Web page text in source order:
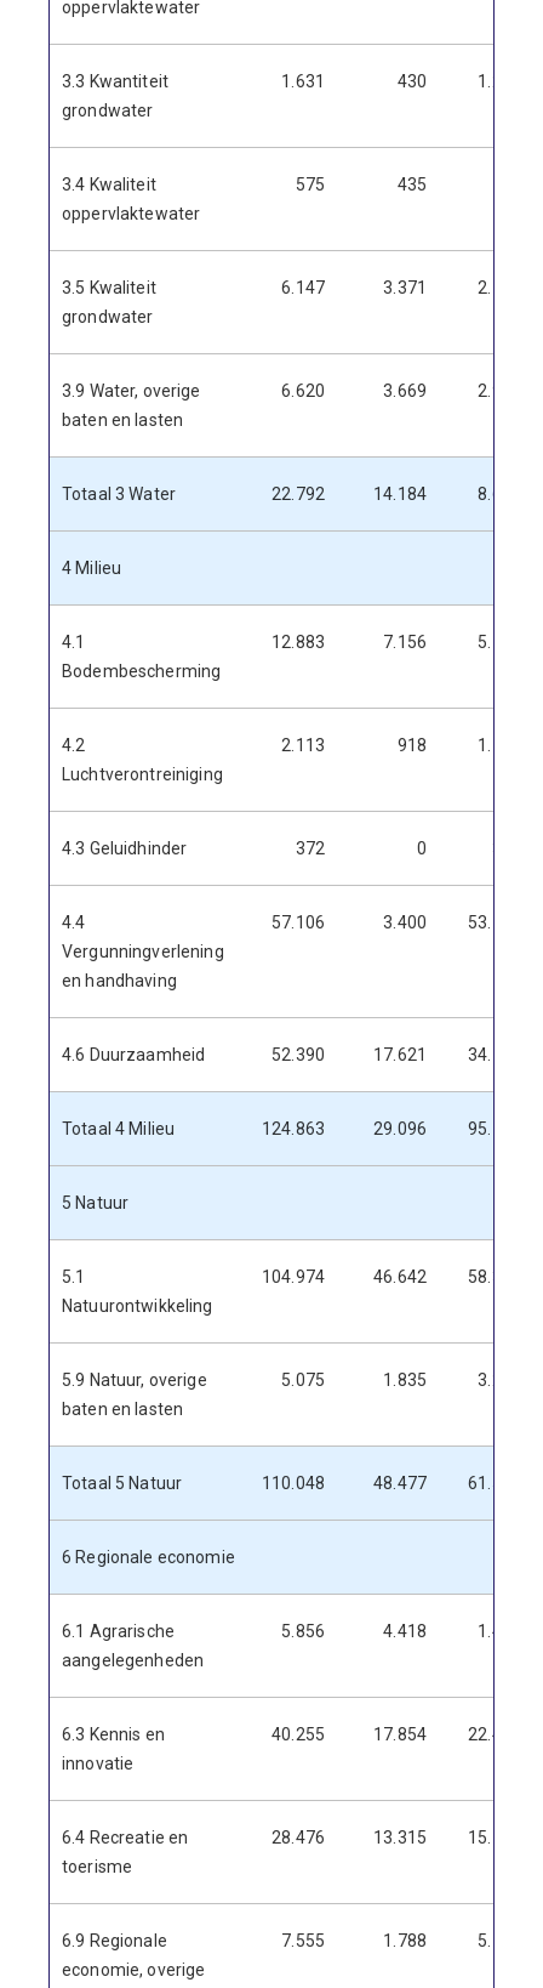
oppervlaktewater
3.3 Kwantiteit
grondwater
1.631 430 1.201
3.4 Kwaliteit
oppervlaktewater
575 435
3.5 Kwaliteit
grondwater
6.147 3.371 2.776
3.9 Water, overige
baten en lasten
6.620 3.669 2.950
Totaal 3 Water 22.792 14.184 8.608
4 Milieu
4.1
Bodembescherming
12.883 7.156 5.726
4.2
Luchtverontreiniging
2.113 918 1.195
4.3 Geluidhinder 372 0 372
4.4
Vergunningverlening
en handhaving
57.106 3.400 53.706
4.6 Duurzaamheid 52.390 17.621 34.769
Totaal 4 Milieu 124.863 29.096 95.767
5 Natuur
5.1
Natuurontwikkeling
104.974 46.642 58.332
5.9 Natuur, overige
baten en lasten
5.075 1.835 3.240
Totaal 5 Natuur 110.048 48.477 61.571
6 Regionale economie
6.1 Agrarische
aangelegenheden
5.856 4.418 1.438
6.3 Kennis en
innovatie
40.255 17.854 22.401
6.4 Recreatie en
toerisme
28.476 13.315 15.161
6.9 Regionale
economie, overige
7.555 1.788 5.767